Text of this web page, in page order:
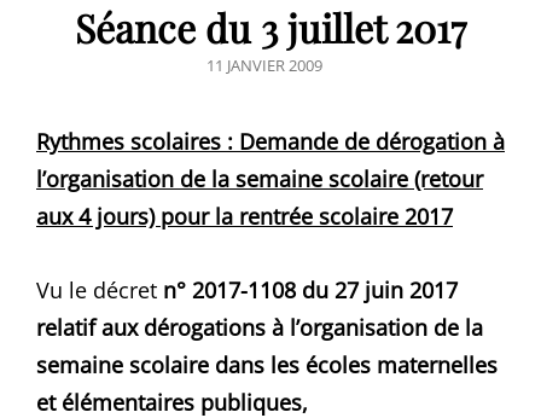
Séance du 3 juillet 2017
POSTED
11 JANVIER 2009
Rythmes scolaires : Demande de dérogation à
l’organisation de la semaine scolaire (retour
aux 4 jours) pour la rentrée scolaire 2017
Vu le décret n° 2017-1108 du 27 juin 2017
relatif aux dérogations à l’organisation de la
semaine scolaire dans les écoles maternelles
et élémentaires publiques,